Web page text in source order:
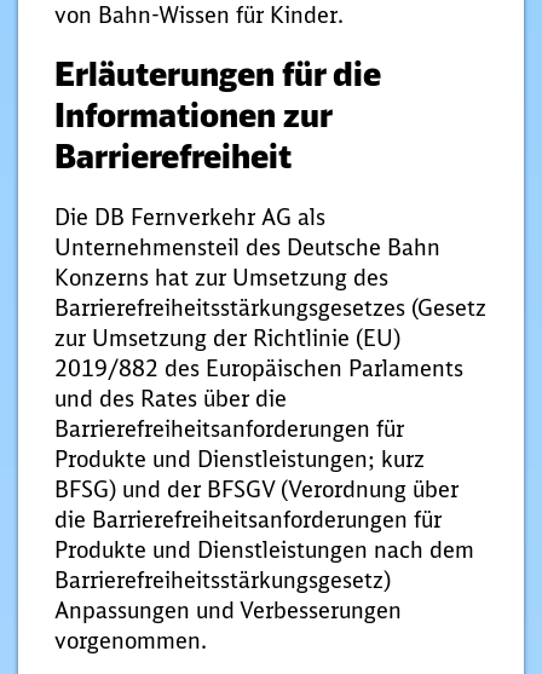
von Bahn-Wissen für Kinder.
Erläuterungen für die
Informationen zur
Barrierefreiheit
Die DB Fernverkehr AG als
Unternehmensteil des Deutsche Bahn
Konzerns hat zur Umsetzung des
Barrierefreiheitsstärkungsgesetzes (Gesetz
zur Umsetzung der Richtlinie (EU)
2019/882 des Europäischen Parlaments
und des Rates über die
Barrierefreiheitsanforderungen für
Produkte und Dienstleistungen; kurz
BFSG) und der BFSGV (Verordnung über
die Barrierefreiheitsanforderungen für
Produkte und Dienstleistungen nach dem
Barrierefreiheitsstärkungsgesetz)
Anpassungen und Verbesserungen
vorgenommen.